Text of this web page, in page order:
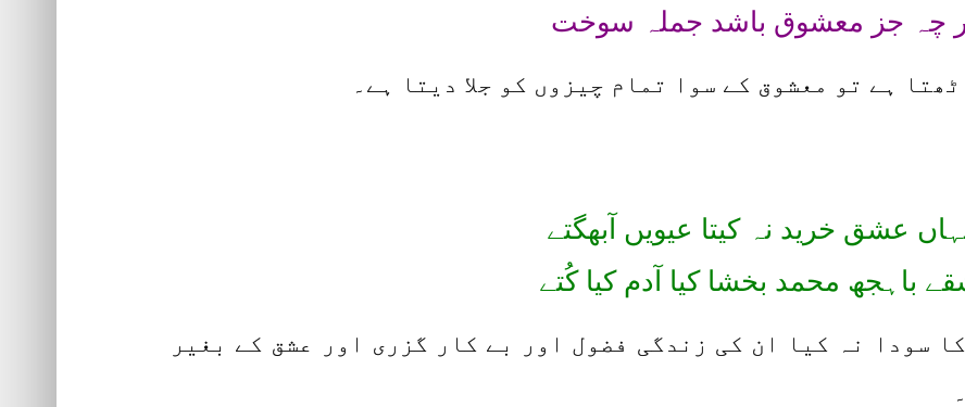
چہ جز معشوق باشد جملہ سوخت
ہے تو معشوق کے سوا تمام چیزوں کو جلا دیتا ہے۔
عشق خرید نہ کیتا عیویں آبھگتے
باہجھ محمد بخشا کیا آدم کیا کُتے
سودا نہ کیا ان کی زندگی فضول اور بے کار گزری اور عشق کے بغیر